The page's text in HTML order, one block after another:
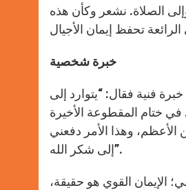
الصلاة. نشعر وكأن هذه
خبرة شخصية
فنية فقال: “يتوارد إلى
في ختام المقطوعة الأخيرة
وهذا الأمر دفعني
إلى شكر الله”.
الإيمان القوي هو حقيقة،